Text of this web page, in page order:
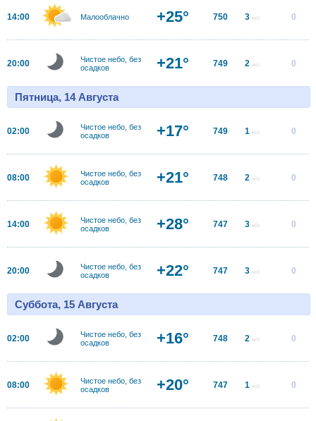
14:00 Малооблачно +25° 750 3 м/с 0
20:00
Чистое небо, без
осадков
+21° 749 2 м/с 0
Пятница, 14 Августа
02:00
Чистое небо, без
осадков
+17° 749 1 м/с 0
08:00
Чистое небо, без
осадков
+21° 748 2 м/с 0
14:00
Чистое небо, без
осадков
+28° 747 3 м/с 0
20:00
Чистое небо, без
осадков
+22° 747 3 м/с 0
Суббота, 15 Августа
02:00
Чистое небо, без
осадков
+16° 748 2 м/с 0
08:00
Чистое небо, без
осадков
+20° 747 1 м/с 0